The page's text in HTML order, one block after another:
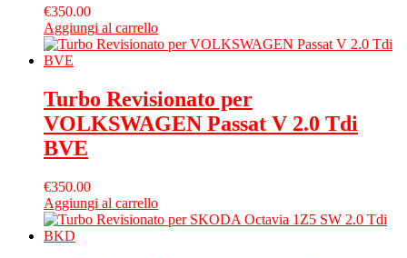
€350.00
Aggiungi al carrello
Turbo Revisionato per
VOLKSWAGEN Passat V 2.0 Tdi
BVE
€350.00
Aggiungi al carrello